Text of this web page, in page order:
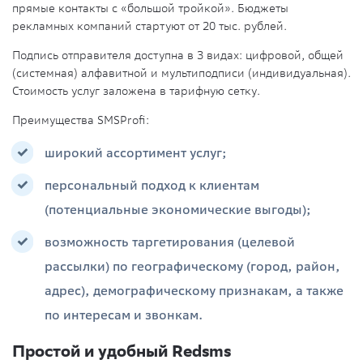
прямые контакты с «большой тройкой». Бюджеты
рекламных компаний стартуют от 20 тыс. рублей.
Подпись отправителя доступна в 3 видах: цифровой, общей
(системная) алфавитной и мультиподписи (индивидуальная).
Стоимость услуг заложена в тарифную сетку.
Преимущества SMSProfi:
широкий ассортимент услуг;
персональный подход к клиентам
(потенциальные экономические выгоды);
возможность таргетирования (целевой
рассылки) по географическому (город, район,
адрес), демографическому признакам, а также
по интересам и звонкам.
Простой и удобный Redsms